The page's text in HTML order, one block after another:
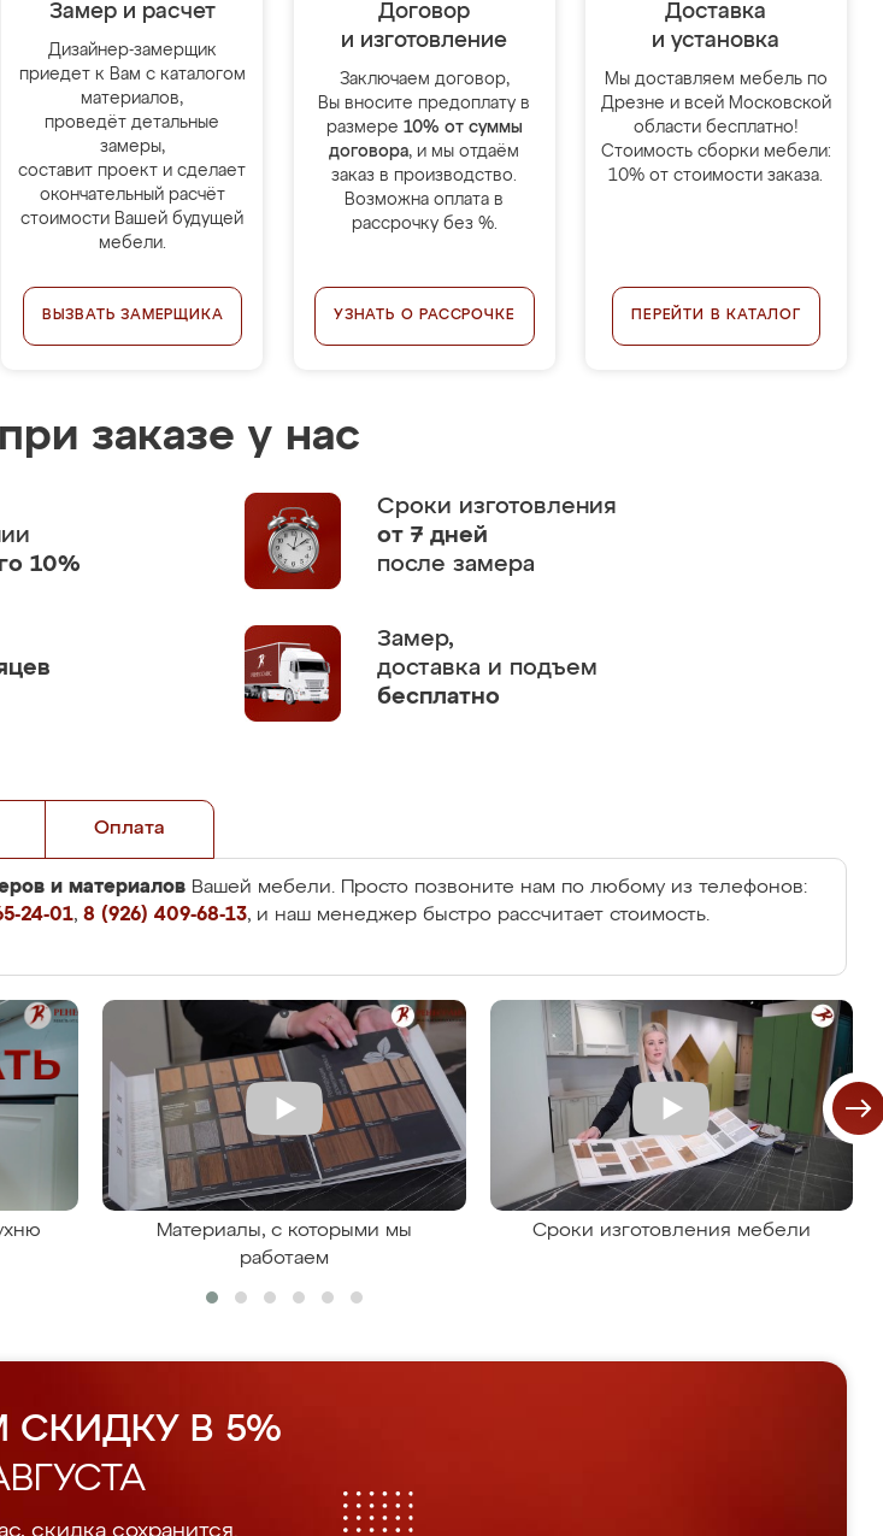
Замер и расчет
Дизайнер-замерщик
приедет к Вам с каталогом
материалов,
проведёт детальные
замеры,
составит проект и сделает
окончательный расчёт
стоимости Вашей будущей
мебели.
ВЫЗВАТЬ ЗАМЕРЩИКА
Договор
и изготовление
Заключаем договор,
Вы вносите предоплату в
размере 10% от суммы
договора, и мы отдаём
заказ в производство.
Возможна оплата в
рассрочку без %.
УЗНАТЬ О РАССРОЧКЕ
Доставка
и установка
Мы доставляем мебель по
Дрезне и всей Московской
области бесплатно!
Стоимость сборки мебели:
10% от стоимости заказа.
ПЕРЕЙТИ В КАТАЛОГ
заказе у нас
10%
Сроки изготовления
от 7 дней
после замера
Замер,
доставка и подъем
бесплатно
Оплата
и материалов Вашей мебели. Просто позвоните нам по любому из телефонов:
24-01, 8 (926) 409-68-13, и наш менеджер быстро рассчитает стоимость.
Материалы, с которыми мы
работаем
Сроки изготовления мебели
В 5%
скидка сохранится.